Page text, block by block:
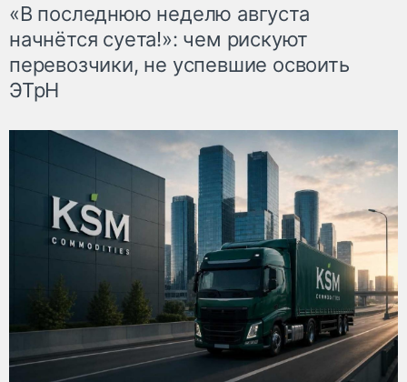
«В последнюю неделю августа
начнётся суета!»: чем рискуют
перевозчики, не успевшие освоить
ЭТрН